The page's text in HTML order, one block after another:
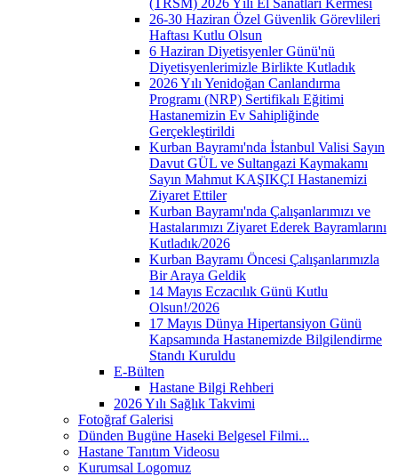
26-30 Haziran Özel Güvenlik Görevlileri
Haftası Kutlu Olsun
6 Haziran Diyetisyenler Günü'nü
Diyetisyenlerimizle Birlikte Kutladık
2026 Yılı Yenidoğan Canlandırma
Programı (NRP) Sertifikalı Eğitimi
Hastanemizin Ev Sahipliğinde
Gerçekleştirildi
Kurban Bayramı'nda İstanbul Valisi Sayın
Davut GÜL ve Sultangazi Kaymakamı
Sayın Mahmut KAŞIKÇI Hastanemizi
Ziyaret Ettiler
Kurban Bayramı'nda Çalışanlarımızı ve
Hastalarımızı Ziyaret Ederek Bayramlarını
Kutladık/2026
Kurban Bayramı Öncesi Çalışanlarımızla
Bir Araya Geldik
14 Mayıs Eczacılık Günü Kutlu
Olsun!/2026
17 Mayıs Dünya Hipertansiyon Günü
Kapsamında Hastanemizde Bilgilendirme
Standı Kuruldu
E-Bülten
Hastane Bilgi Rehberi
2026 Yılı Sağlık Takvimi
Fotoğraf Galerisi
Dünden Bugüne Haseki Belgesel Filmi...
Hastane Tanıtım Videosu
Kurumsal Logomuz